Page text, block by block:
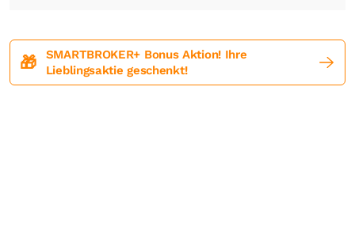
🎁
SMARTBROKER+ Bonus Aktion! Ihre
Lieblingsaktie geschenkt!